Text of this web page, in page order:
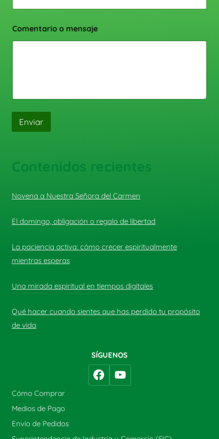
Comentario o mensaje
Enviar
Contenidos recientes
Novena a Nuestra Señora del Carmen
El domingo, obligación o regalo de libertad
La paciencia activa: cómo crecer espiritualmente
mientras esperas
Una mirada espiritual en tiempos digitales
Qué hacer cuando sientes que has perdido tu propósito
de vida
SÍGUENOS
Cómo Comprar
Medios de Pago
Envío de Pedidos